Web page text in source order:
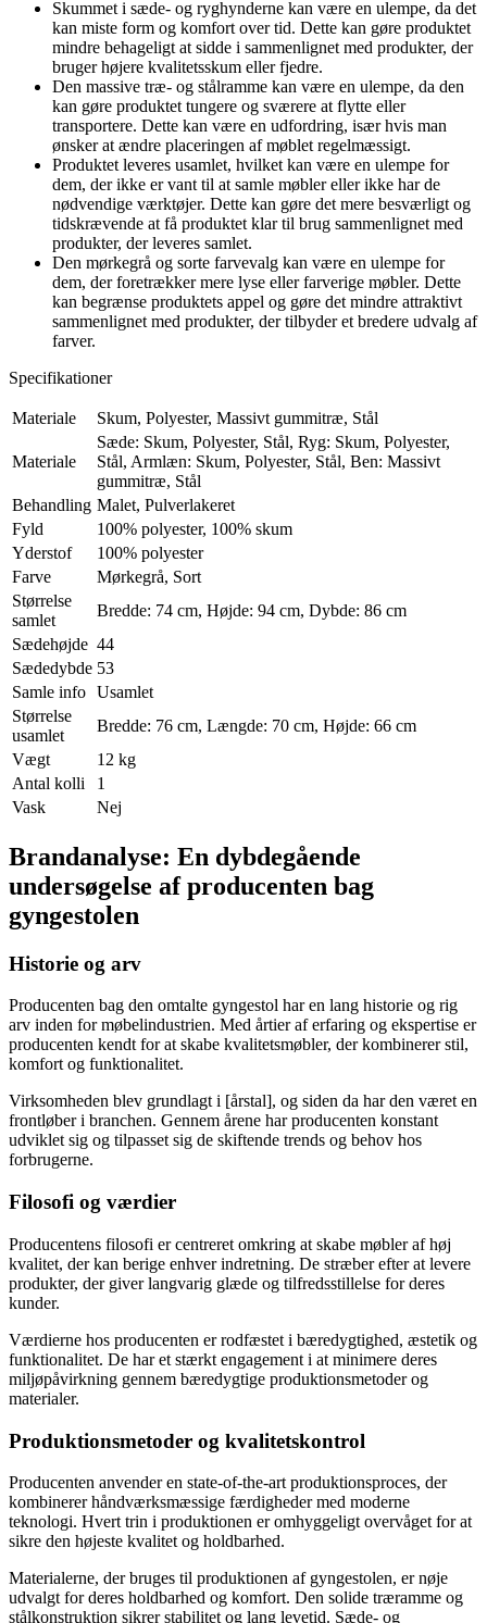
Skummet i sæde- og ryghynderne kan være en ulempe, da det
kan miste form og komfort over tid. Dette kan gøre produktet
mindre behageligt at sidde i sammenlignet med produkter, der
bruger højere kvalitetsskum eller fjedre.
Den massive træ- og stålramme kan være en ulempe, da den
kan gøre produktet tungere og sværere at flytte eller
transportere. Dette kan være en udfordring, især hvis man
ønsker at ændre placeringen af møblet regelmæssigt.
Produktet leveres usamlet, hvilket kan være en ulempe for
dem, der ikke er vant til at samle møbler eller ikke har de
nødvendige værktøjer. Dette kan gøre det mere besværligt og
tidskrævende at få produktet klar til brug sammenlignet med
produkter, der leveres samlet.
Den mørkegrå og sorte farvevalg kan være en ulempe for
dem, der foretrækker mere lyse eller farverige møbler. Dette
kan begrænse produktets appel og gøre det mindre attraktivt
sammenlignet med produkter, der tilbyder et bredere udvalg af
farver.
Specifikationer
Materiale Skum, Polyester, Massivt gummitræ, Stål
Materiale
Sæde: Skum, Polyester, Stål, Ryg: Skum, Polyester,
Stål, Armlæn: Skum, Polyester, Stål, Ben: Massivt
gummitræ, Stål
Behandling Malet, Pulverlakeret
Fyld
100% polyester, 100% skum
Yderstof
100% polyester
Farve
Mørkegrå, Sort
Størrelse
samlet
Bredde: 74 cm, Højde: 94 cm, Dybde: 86 cm
Sædehøjde 44
Sædedybde 53
Samle info Usamlet
Størrelse
usamlet
Bredde: 76 cm, Længde: 70 cm, Højde: 66 cm
Vægt
12 kg
Antal kolli
1
Vask
Nej
Brandanalyse: En dybdegående
undersøgelse af producenten bag
gyngestolen
Historie og arv
Producenten bag den omtalte gyngestol har en lang historie og rig
arv inden for møbelindustrien. Med årtier af erfaring og ekspertise er
producenten kendt for at skabe kvalitetsmøbler, der kombinerer stil,
komfort og funktionalitet.
Virksomheden blev grundlagt i [årstal], og siden da har den været en
frontløber i branchen. Gennem årene har producenten konstant
udviklet sig og tilpasset sig de skiftende trends og behov hos
forbrugerne.
Filosofi og værdier
Producentens filosofi er centreret omkring at skabe møbler af høj
kvalitet, der kan berige enhver indretning. De stræber efter at levere
produkter, der giver langvarig glæde og tilfredsstillelse for deres
kunder.
Værdierne hos producenten er rodfæstet i bæredygtighed, æstetik og
funktionalitet. De har et stærkt engagement i at minimere deres
miljøpåvirkning gennem bæredygtige produktionsmetoder og
materialer.
Produktionsmetoder og kvalitetskontrol
Producenten anvender en state-of-the-art produktionsproces, der
kombinerer håndværksmæssige færdigheder med moderne
teknologi. Hvert trin i produktionen er omhyggeligt overvåget for at
sikre den højeste kvalitet og holdbarhed.
Materialerne, der bruges til produktionen af gyngestolen, er nøje
udvalgt for deres holdbarhed og komfort. Den solide træramme og
stålkonstruktion sikrer stabilitet og lang levetid. Sæde- og